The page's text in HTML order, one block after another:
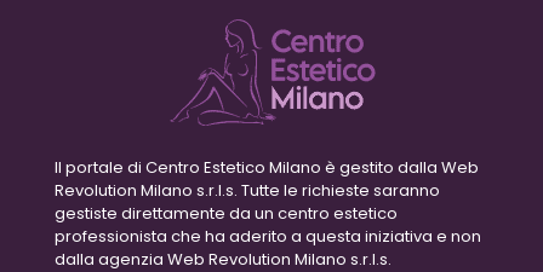
Il portale di Centro Estetico Milano è gestito dalla Web
Revolution Milano s.r.l.s. Tutte le richieste saranno
gestiste direttamente da un centro estetico
professionista che ha aderito a questa iniziativa e non
dalla agenzia Web Revolution Milano s.r.l.s.